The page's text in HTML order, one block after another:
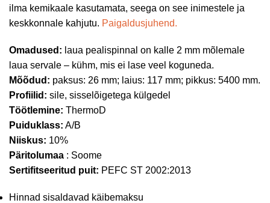
ilma kemikaale kasutamata, seega on see inimestele ja
keskkonnale kahjutu. Paigaldusjuhend.
Omadused: laua pealispinnal on kalle 2 mm mõlemale
laua servale – kühm, mis ei lase veel koguneda.
Mõõdud: paksus: 26 mm; laius: 117 mm; pikkus: 5400 mm.
Profiilid: sile, sisselõigetega külgedel
Töötlemine: ThermoD
Puiduklass: A/B
Niiskus: 10%
Päritolumaa : Soome
Sertifitseeritud puit: PEFC ST 2002:2013
Hinnad sisaldavad käibemaksu